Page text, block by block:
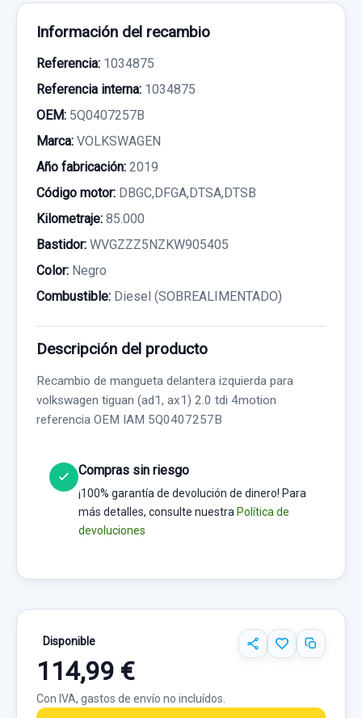
Información del recambio
Referencia: 1034875
Referencia interna: 1034875
OEM: 5Q0407257B
Marca: VOLKSWAGEN
Año fabricación: 2019
Código motor: DBGC,DFGA,DTSA,DTSB
Kilometraje: 85.000
Bastidor: WVGZZZ5NZKW905405
Color: Negro
Combustible: Diesel (SOBREALIMENTADO)
Descripción del producto
Recambio de mangueta delantera izquierda para
volkswagen tiguan (ad1, ax1) 2.0 tdi 4motion
referencia OEM IAM 5Q0407257B
Compras sin riesgo
¡100% garantía de devolución de dinero! Para
más detalles, consulte nuestra Política de
devoluciones
Disponible
114,99 €
Con IVA, gastos de envío no incluídos.